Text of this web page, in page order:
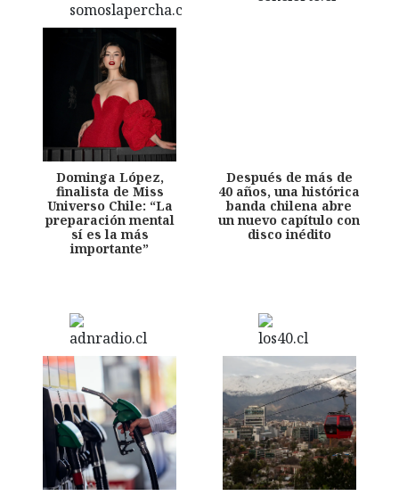
Dominga López,
finalista de Miss
Universo Chile: “La
preparación mental
sí es la más
importante”
Después de más de
40 años, una histórica
banda chilena abre
un nuevo capítulo con
disco inédito